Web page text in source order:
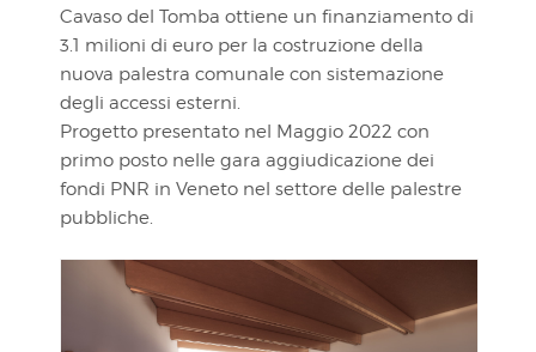
Cavaso del Tomba ottiene un finanziamento di
3.1 milioni di euro per la costruzione della
nuova palestra comunale con sistemazione
degli accessi esterni.
Progetto presentato nel Maggio 2022 con
primo posto nelle gara aggiudicazione dei
fondi PNR in Veneto nel settore delle palestre
pubbliche.